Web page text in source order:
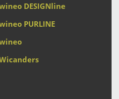
DESIGNline
PURLINE